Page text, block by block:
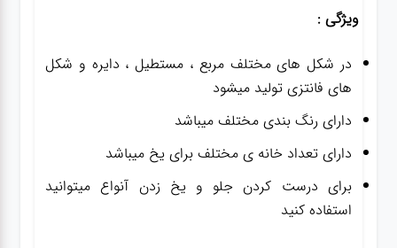
ویژگی :
در شکل های مختلف مربع ، مستطیل ، دایره و شکل
های فانتزی تولید میشود
دارای رنگ بندی مختلف میباشد
دارای تعداد خانه ی مختلف برای یخ میباشد
برای درست کردن جلو و یخ زدن آنواع میتوانید
استفاده کنید